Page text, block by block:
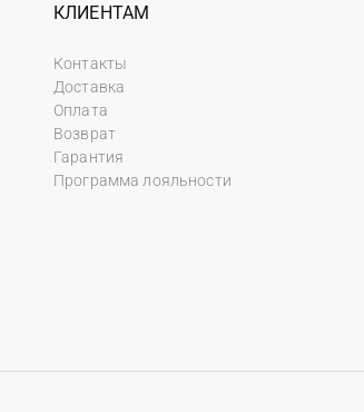
КЛИЕНТАМ
Контакты
Доставка
Оплата
Возврат
Гарантия
Программа лояльности